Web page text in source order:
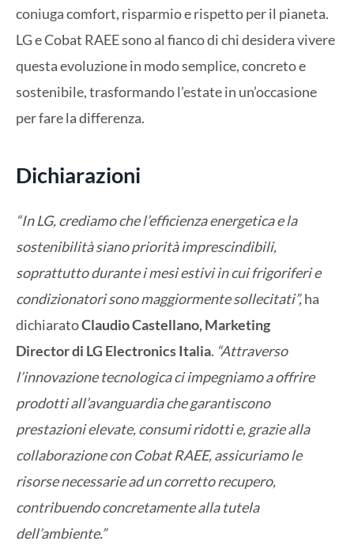
coniuga comfort, risparmio e rispetto per il pianeta.
LG e Cobat RAEE sono al fianco di chi desidera vivere
questa evoluzione in modo semplice, concreto e
sostenibile, trasformando l’estate in un’occasione
per fare la differenza.
Dichiarazioni
“In LG, crediamo che l’efficienza energetica e la
sostenibilità siano priorità imprescindibili,
soprattutto durante i mesi estivi in cui frigoriferi e
condizionatori sono maggiormente sollecitati”,ha
dichiaratoClaudio Castellano, Marketing
Director di LG Electronics Italia. “Attraverso
l’innovazione tecnologica ci impegniamo a offrire
prodotti all’avanguardia che garantiscono
prestazioni elevate, consumi ridotti e, grazie alla
collaborazione con Cobat RAEE, assicuriamo le
risorse necessarie ad un corretto recupero,
contribuendo concretamente alla tutela
dell’ambiente.”